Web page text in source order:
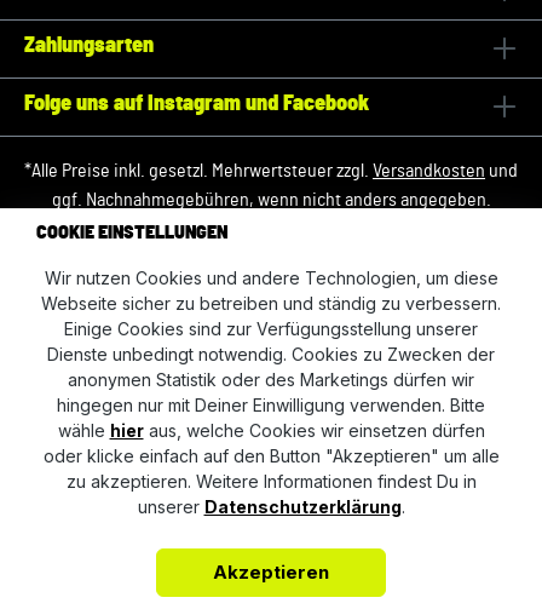
Zahlungsarten
Folge uns auf Instagram und Facebook
*Alle Preise inkl. gesetzl. Mehrwertsteuer zzgl. Versandkosten und
ggf. Nachnahmegebühren, wenn nicht anders angegeben.
Erstellt mit vonCommerce Partner
COOKIE EINSTELLUNGEN
Wir nutzen Cookies und andere Technologien, um diese
Webseite sicher zu betreiben und ständig zu verbessern.
Einige Cookies sind zur Verfügungsstellung unserer
Dienste unbedingt notwendig. Cookies zu Zwecken der
anonymen Statistik oder des Marketings dürfen wir
hingegen nur mit Deiner Einwilligung verwenden. Bitte
wähle hieraus, welche Cookies wir einsetzen dürfen
oder klicke einfach auf den Button "Akzeptieren" um alle
zu akzeptieren. Weitere Informationen findest Du in
unserer Datenschutzerklärung.
Akzeptieren